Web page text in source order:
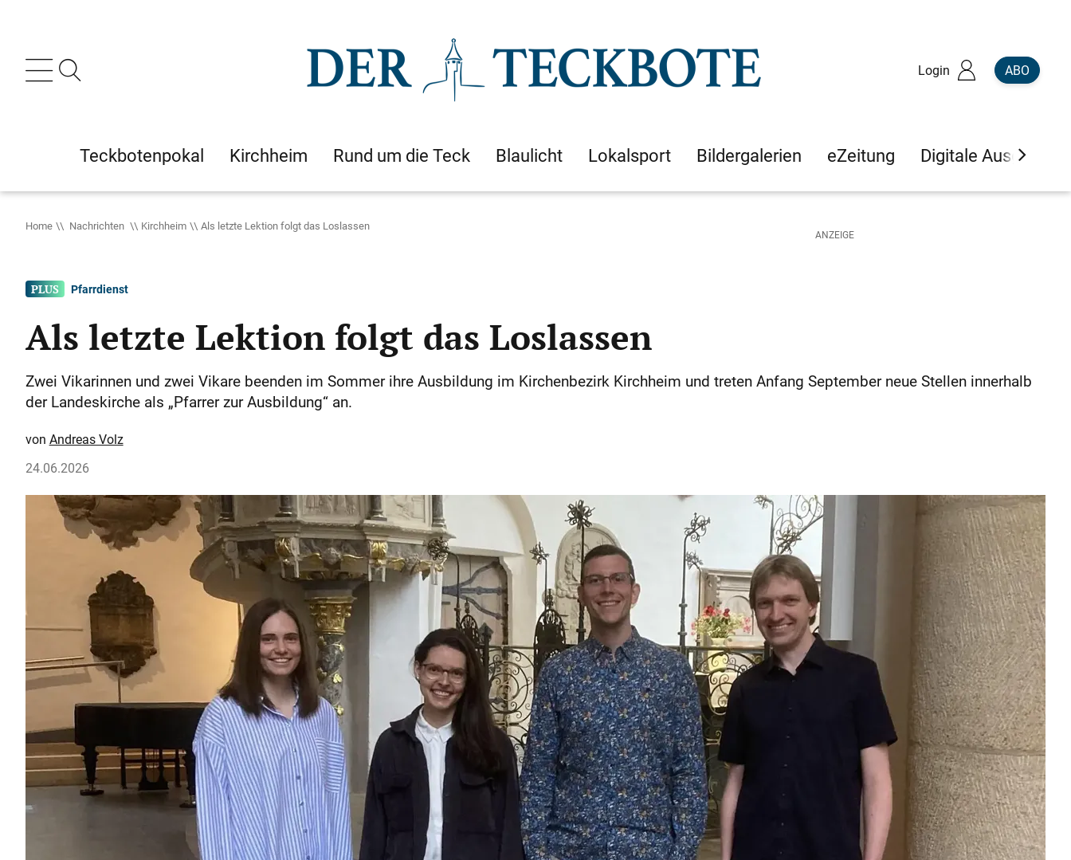
Login ABO
Teckbotenpokal Kirchheim Rund um die Teck Blaulicht Lokalsport Bildergalerien eZeitung Digitale Ausgaben
Home Nachrichten Kirchheim Als letzte Lektion folgt das Loslassen
Pfarrdienst
Als letzte Lektion folgt das Loslassen
Zwei Vikarinnen und zwei Vikare beenden im Sommer ihre Ausbildung im Kirchenbezirk Kirchheim und treten Anfang September neue Stellen innerhalb
der Landeskirche als „Pfarrer zur Ausbildung“ an.
Andreas Volz
24.06.2026